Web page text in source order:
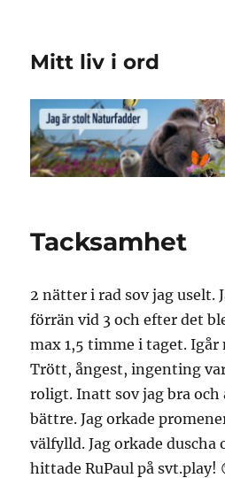
Mitt liv i ord
Tacksamhet
2 nätter i rad sov jag uselt.
förrän vid 3 och efter det
max 1,5 timme i taget.
Trött, ångest, ingenting
roligt. Inatt sov jag bra
bättre. Jag orkade
välfylld. Jag orkade duscha
hittade RuPaul på svt.play!